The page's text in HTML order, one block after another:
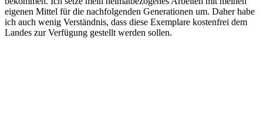
eigenen Mittel für die nachfolgenden Generationen um. Daher habe
ich auch wenig Verständnis, dass diese Exemplare kostenfrei dem
Landes zur Verfügung gestellt werden sollen.